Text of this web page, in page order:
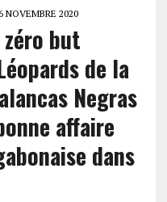
NOVEMBRE 2020
but
de la
Negras
affaire
dans